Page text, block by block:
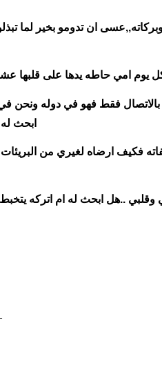
يوم امي حاطه يدها على قلبها
ابحث
فكيف ارضاه لغيري من
وقلبي ..هل ابحث له ام اتركه